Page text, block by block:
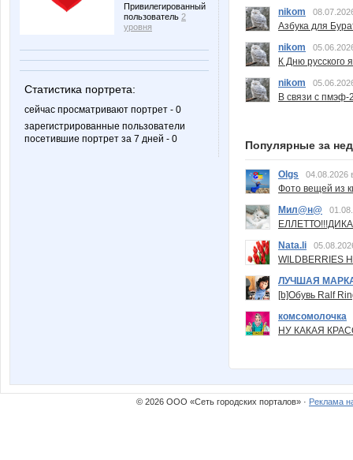
Привилегированный
пользователь 2
уровня
Статистика портрета:
сейчас просматривают портрет - 0
зарегистрированные пользователи
посетившие портрет за 7 дней - 0
nikom
Азбука для
nikom
К Дню русского
nikom
В связи с пмэф-
Популярные за
Olgs 04.08.2026
Фото вещей из
Мил@н@
Nata.li
ЛУЧШАЯ
[b]Обувь Ralf
комсомолочка
НУ КАКАЯ
© 2026 ООО «Сеть городских порталов» · Реклама